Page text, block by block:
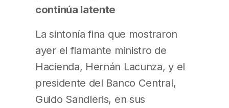
continúa latente
La sintonía fina que mostraron
ayer el flamante ministro de
Hacienda, Hernán Lacunza, y el
presidente del Banco Central,
Guido Sandleris, en sus